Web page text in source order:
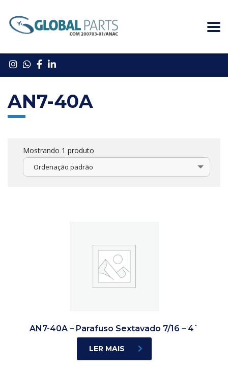
AN7-40A
Mostrando 1 produto
Ordenação padrão
AN7-40A – Parafuso Sextavado 7/16 – 4`
LER MAIS